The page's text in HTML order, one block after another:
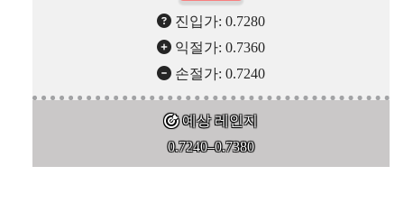
진입가: 0.7280
익절가: 0.7360
손절가: 0.7240
예상 레인지
0.7240–0.7380